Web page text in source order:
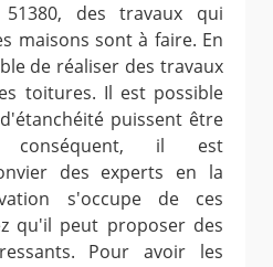
des travaux qui
maisons sont à faire. En
de réaliser des travaux
toitures. Il est possible
puissent être
conséquent, il est
des experts en la
s'occupe de ces
qu'il peut proposer des
Pour avoir les